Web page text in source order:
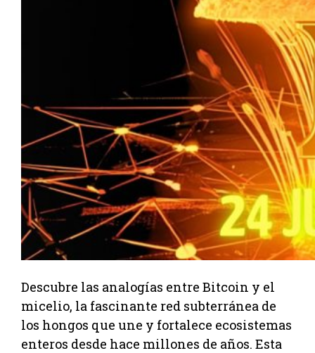
Descubre las analogías entre Bitcoin y el
micelio, la fascinante red subterránea de
los hongos que une y fortalece ecosistemas
enteros desde hace millones de años. Esta